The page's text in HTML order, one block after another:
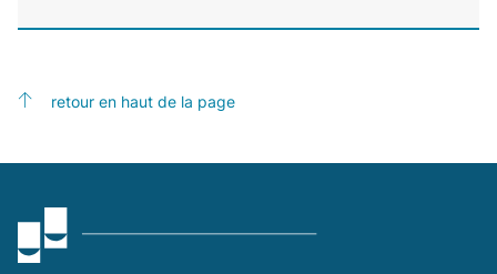
retour en haut de la page